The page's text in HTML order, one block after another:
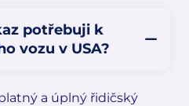
potřebuji k
vozu v USA?
a úplný řidičský